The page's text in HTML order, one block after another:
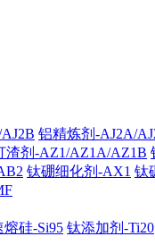
铝精炼剂-AJ2A/
渣剂-AZ1/AZ1A/AZ1B
钛硼细化剂-AX1 钛
熔硅-Si95 钛添加剂-Ti20